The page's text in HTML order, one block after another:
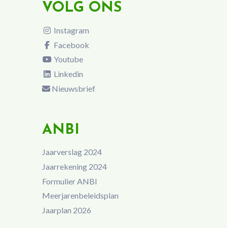
VOLG ONS
Instagram
Facebook
Youtube
Linkedin
Nieuwsbrief
ANBI
Jaarverslag 2024
Jaarrekening 2024
Formulier ANBI
Meerjarenbeleidsplan
Jaarplan 2026